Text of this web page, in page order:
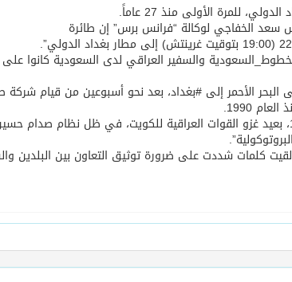
للمرة الأولى منذ 27 عاماً.
سعد الخفاجي لوكالة “فرانس برس” إن طائرة
والسفير العراقي لدى السعودية كانوا
الأحمر إلى #بغداد، بعد نحو أسبوعين من قيام شركة
1990.
كلمات شددت على ضرورة توثيق التعاون بين البلدين